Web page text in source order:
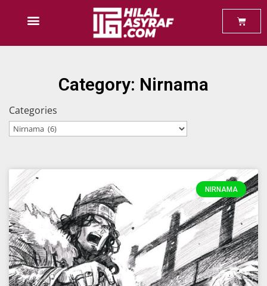
Category: Nirnama
Categories
NIRNAMA